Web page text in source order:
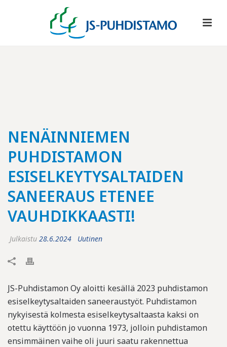
NENÄINNIEMEN
PUHDISTAMON
ESISELKEYTYSALTAIDEN
SANEERAUS ETENEE
VAUHDIKKAASTI!
Julkaistu 28.6.2024 Uutinen
JS-Puhdistamon Oy aloitti kesällä 2023 puhdistamon
esiselkeytysaltaiden saneeraustyöt. Puhdistamon
nykyisestä kolmesta esiselkeytysaltaasta kaksi on
otettu käyttöön jo vuonna 1973, jolloin puhdistamon
ensimmäinen vaihe oli juuri saatu rakennettua